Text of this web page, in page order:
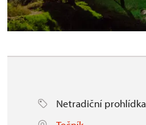
Netradiční prohlídka